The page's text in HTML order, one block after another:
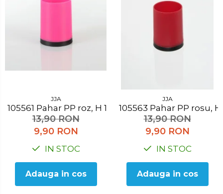
JJA
105561 Pahar PP roz, H 10.3 cm
13,90 RON
9,90 RON
IN STOC
Adauga in cos
JJA
105563 Pahar PP
13,90 RON
9,90 RON
IN STOC
Adauga in cos